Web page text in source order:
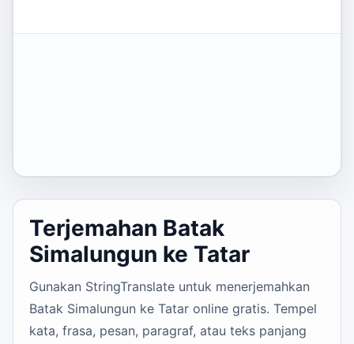
Terjemahan Batak
Simalungun ke Tatar
Gunakan StringTranslate untuk menerjemahkan
Batak Simalungun ke Tatar online gratis. Tempel
kata, frasa, pesan, paragraf, atau teks panjang